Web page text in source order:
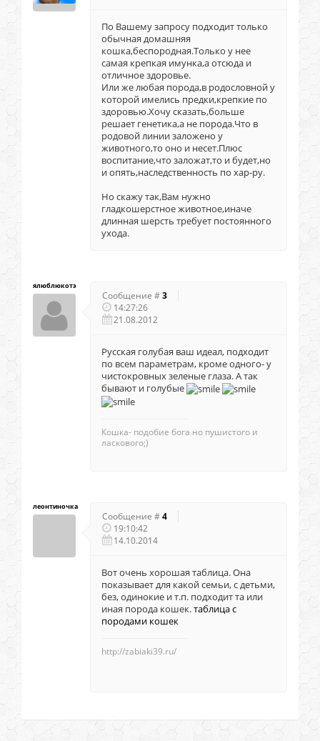
По Вашему запросу подходит только
обычная домашняя
кошка,беспородная.Только у нее
самая крепкая имунка,а отсюда и
отличное здоровье.
Или же любая порода,в родословной у
которой имелись предки,крепкие по
здоровью.Хочу сказать,больше
решает генетика,а не порода.Что в
родовой линии заложено у
животного,то оно и несет.Плюс
воспитание,что заложат,то и будет,но
и опять,наследственность по хар-ру.
Но скажу так,Вам нужно
гладкошерстное животное,иначе
длинная шерсть требует постоянного
ухода.
ялюблюкотэ
Сообщение #3
14:27:26
21.08.2012
Русская голубая ваш идеал, подходит
по всем параметрам, кроме одного- у
чистокровных зеленые глаза. А так
бывают и голубые
Кошка- подобие бога но пушистого и
ласкового;)
леонтиночка
Сообщение #4
19:10:42
14.10.2014
Вот очень хорошая таблица. Она
показывает для какой семьи, с детьми,
без, одинокие и т.п. подходит та или
иная порода кошек.таблица с
породами кошек
http://zabiaki39.ru/